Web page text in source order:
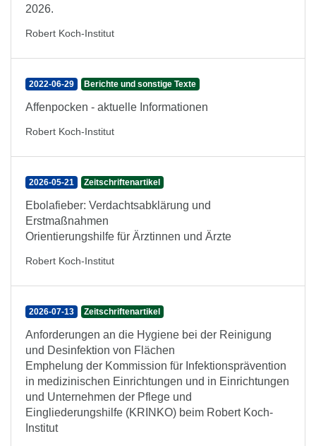
2026.
Robert Koch-Institut
2022-06-29 Berichte und sonstige Texte
Affenpocken - aktuelle Informationen
Robert Koch-Institut
2026-05-21 Zeitschriftenartikel
Ebolafieber: Verdachtsabklärung und
Erstmaßnahmen
Orientierungshilfe für Ärztinnen und Ärzte
Robert Koch-Institut
2026-07-13 Zeitschriftenartikel
Anforderungen an die Hygiene bei der Reinigung
und Desinfektion von Flächen
Emphelung der Kommission für Infektionsprävention
in medizinischen Einrichtungen und in Einrichtungen
und Unternehmen der Pflege und
Eingliederungshilfe (KRINKO) beim Robert Koch-
Institut